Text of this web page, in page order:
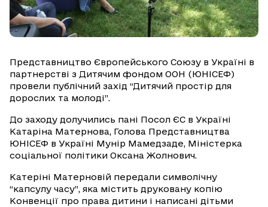
Представництво Європейського Союзу в Україні в
партнерстві з Дитячим фондом ООН (ЮНІСЕФ)
провели публічний захід “Дитячий простір для
дорослих та молоді”.
До заходу долучились пані Посол ЄС в Україні
Катаріна Матернова, Голова Представництва
ЮНІСЕФ в Україні Мунір Мамедзаде, Міністерка
соціальної політики Оксана Жолнович.
Катеріні Матерновій передали символічну
“капсулу часу”, яка містить друковану копію
Конвенції про права дитини і написані дітьми